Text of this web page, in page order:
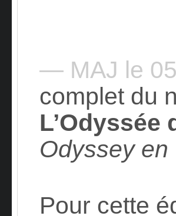
— MAJ le
complet du
L’Odyssée
Odyssey en
Pour cette